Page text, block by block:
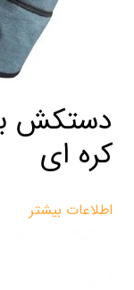
دستکش
کره ای
اطلاعات بیشتر